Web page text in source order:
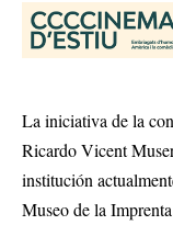
La iniciativa de la
Ricardo Vicent
institución
Museo de la